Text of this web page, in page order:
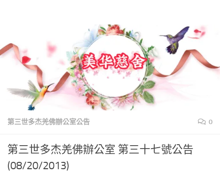
第三世多杰羌佛辦公室公告 0
第三世多杰羌佛辦公室 第三十七號公告
(08/20/2013)